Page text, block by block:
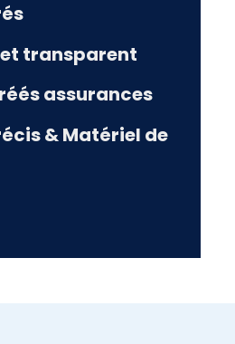
transparent
assurances
& Matériel de